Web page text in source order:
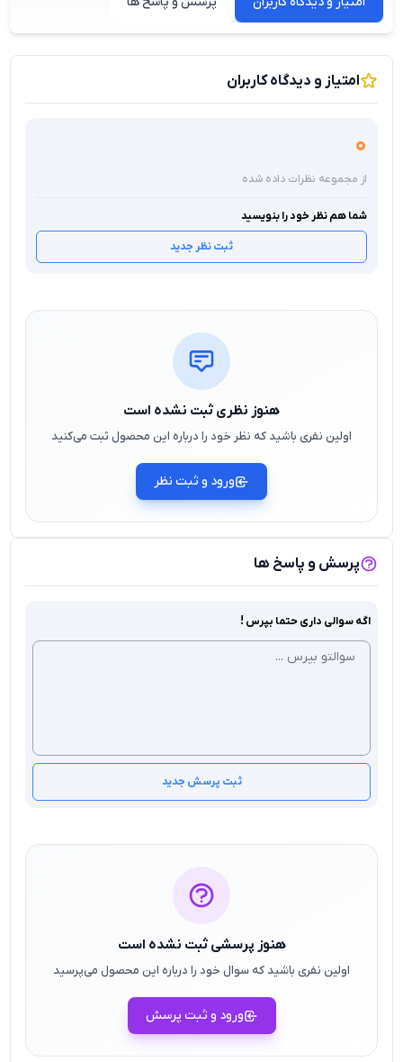
امتیاز و دیدگاه کاربران
0
از مجموعه نظرات داده شده
شما هم نظر خود را بنویسید
ثبت نظر جدید
هنوز نظری ثبت نشده است
اولین نفری باشید که نظر خود را درباره این محصول ثبت می‌کنید
ورود و ثبت نظر
پرسش و پاسخ ها
اگه سوالی داری حتما بپرس !
ثبت پرسش جدید
هنوز پرسشی ثبت نشده است
اولین نفری باشید که سوال خود را درباره این محصول می‌پرسید
ورود و ثبت پرسش